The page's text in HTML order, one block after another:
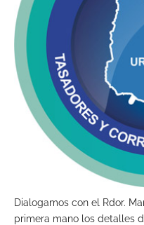
Dialogamos con el Rdor.
primera mano los detalles